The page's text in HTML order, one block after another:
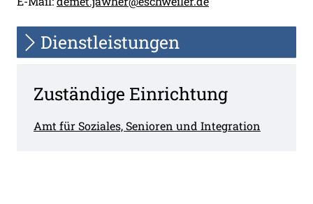
Dienstleistungen
Zuständige Einrichtung
Amt für Soziales, Senioren und Integration